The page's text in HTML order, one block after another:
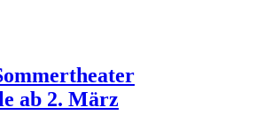
ab 2. März